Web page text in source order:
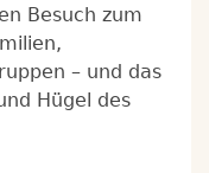
Besuch zum
– und das
Hügel des